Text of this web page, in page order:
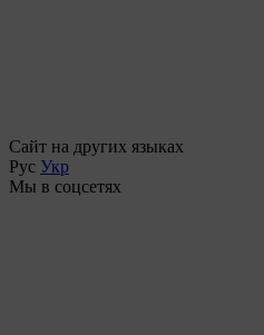
Сайт на других языках
Рус Укр
Мы в соцсетях